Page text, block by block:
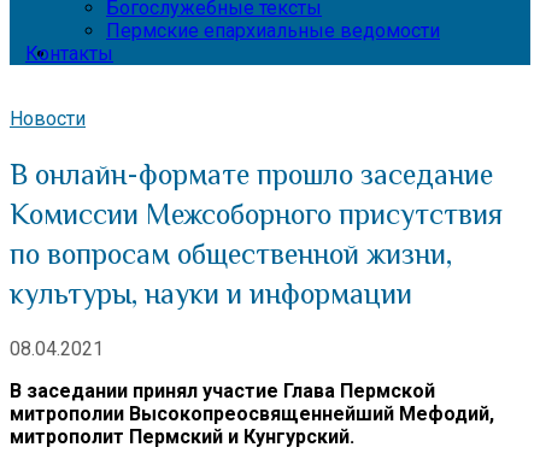
Богослужебные тексты
Пермские епархиальные ведомости
Контакты
Новости
В онлайн-формате прошло заседание
Комиссии Межсоборного присутствия
по вопросам общественной жизни,
культуры, науки и информации
08.04.2021
В заседании принял участие Глава Пермской
митрополии Высокопреосвященнейший Мефодий,
митрополит Пермский и Кунгурский.